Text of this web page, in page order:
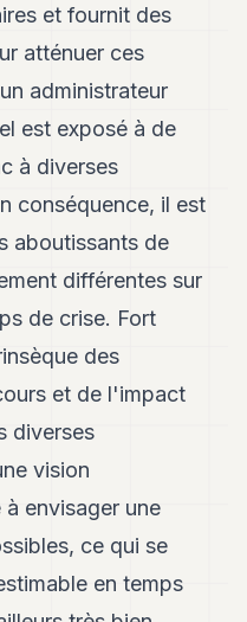
et fournit des
atténuer ces
administrateur
est exposé à de
à diverses
conséquence, il est
aboutissants de
différentes sur
de crise. Fort
des
et de l'impact
diverses
vision
à envisager une
ce qui se
en temps